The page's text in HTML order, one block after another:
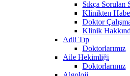
Sıkça Sorulan
Klinikten
Doktor
Klinik
Adli Tıp
Doktorlarımız
Aile Hekimliği
Doktorlarımız